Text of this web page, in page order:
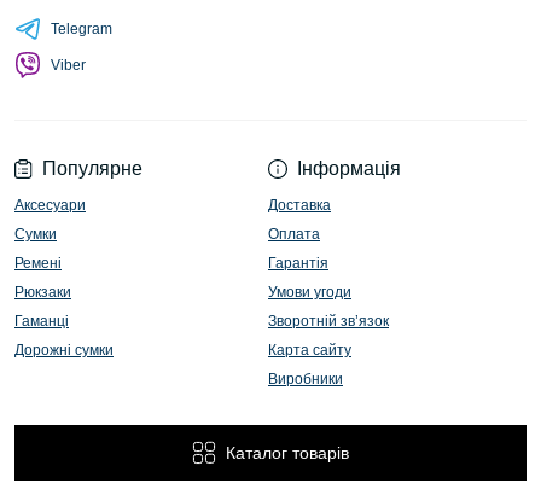
Популярне
Аксесуари
Сумки
Ремені
Рюкзаки
Гаманці
Дорожні сумки
Інформація
Доставка
Оплата
Гарантія
Умови угоди
Зворотній зв’язок
Карта сайту
Виробники
Каталог товарів
Telegram
Viber